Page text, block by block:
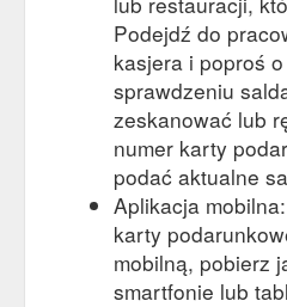
Podejdź do
kasjera i poproś
sprawdzeniu
zeskanować lub
numer karty
podać aktualne
Aplikacja
karty
mobilną, pobierz
smartfonie lub